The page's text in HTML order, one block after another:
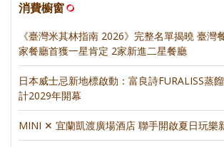
消費櫥窗
《臺灣米其林指南 2026》完整名單揭曉 臺灣
家餐廳首獲一星肯定 2家新進二星餐廳
日本威士忌新地標啟動：富良詩FURALISS蒸
計2029年開幕
MINI ✕ 宜蘭凱渡廣場酒店 聯手開啟夏日玩樂